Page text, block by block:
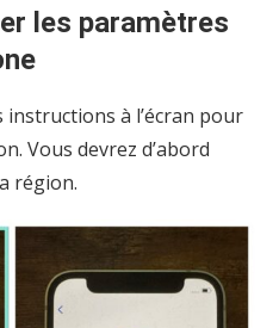
les paramètres
instructions à l’écran pour
Vous devrez d’abord
région.